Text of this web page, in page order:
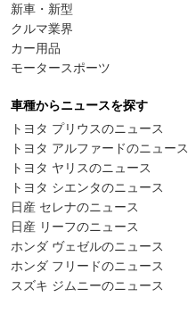
新車・新型
クルマ業界
カー用品
モータースポーツ
車種からニュースを探す
トヨタ プリウスのニュース
トヨタ アルファードのニュース
トヨタ ヤリスのニュース
トヨタ シエンタのニュース
日産 セレナのニュース
日産 リーフのニュース
ホンダ ヴェゼルのニュース
ホンダ フリードのニュース
スズキ ジムニーのニュース